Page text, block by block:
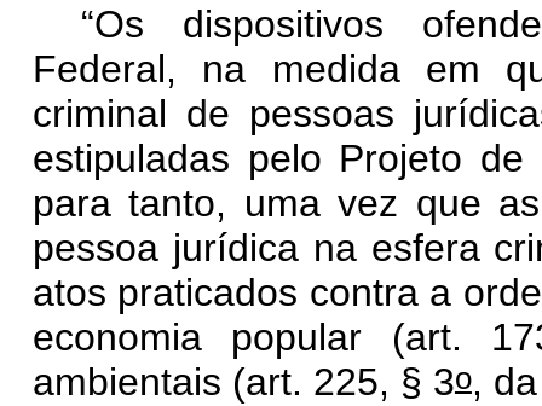
“Os dispositivos
Federal, na medida em
criminal de pessoas
estipuladas pelo Projeto
para tanto, uma vez que
pessoa jurídica na esfera
atos praticados contra a
economia popular (art.
ambientais (art. 225, § 3o,